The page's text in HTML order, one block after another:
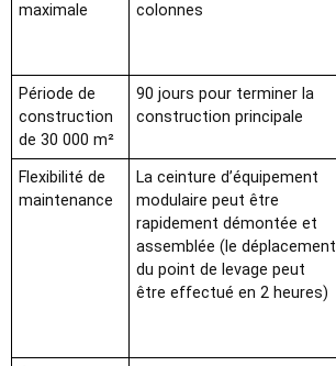
maximale
colonnes
Période de
construction
de 30 000 m²
90 jours pour terminer la
construction principale
Flexibilité de
maintenance
La ceinture d’équipement
modulaire peut être
rapidement démontée et
assemblée (le déplacement
du point de levage peut
être effectué en 2 heures)